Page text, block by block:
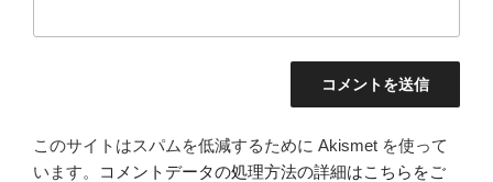
このサイトはスパムを低減するために Akismet を使って
います。
コメントデータの処理方法の詳細はこちらをご